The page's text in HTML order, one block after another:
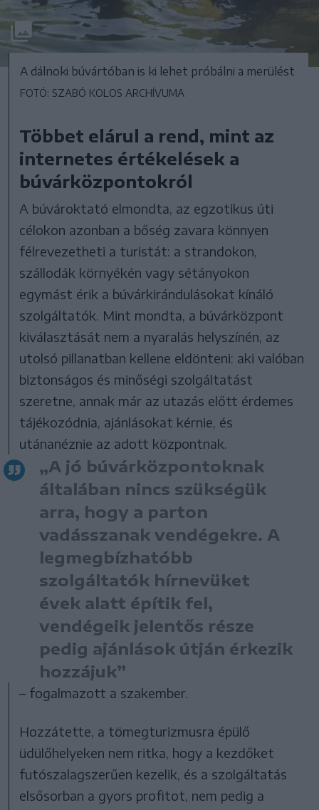
A dálnoki búvártóban is ki lehet próbálni a merülést
FOTÓ: SZABÓ KOLOS ARCHÍVUMA
Többet elárul a rend, mint az
internetes értékelések a
búvárközpontokról
A búvároktató elmondta, az egzotikus úti
célokon azonban a bőség zavara könnyen
félrevezetheti a turistát: a strandokon,
szállodák környékén vagy sétányokon
egymást érik a búvárkirándulásokat kínáló
szolgáltatók. Mint mondta, a búvárközpont
kiválasztását nem a nyaralás helyszínén, az
utolsó pillanatban kellene eldönteni: aki valóban
biztonságos és minőségi szolgáltatást
szeretne, annak már az utazás előtt érdemes
tájékozódnia, ajánlásokat kérnie, és
utánanéznie az adott központnak.
„A jó búvárközpontoknak
általában nincs szükségük
arra, hogy a parton
vadásszanak vendégekre. A
legmegbízhatóbb
szolgáltatók hírnevüket
évek alatt építik fel,
vendégeik jelentős része
pedig ajánlások útján érkezik
hozzájuk”
– fogalmazott a szakember.
Hozzátette, a tömegturizmusra épülő
üdülőhelyeken nem ritka, hogy a kezdőket
futószalagszerűen kezelik, és a szolgáltatás
elsősorban a gyors profitot, nem pedig a